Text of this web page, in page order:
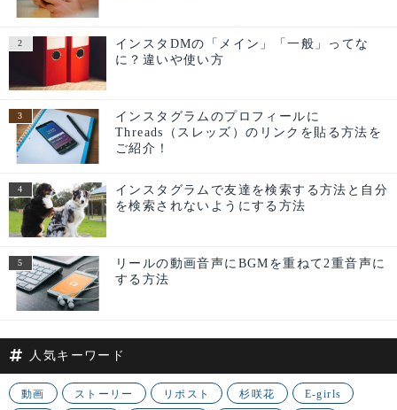
インスタDMの「メイン」「一般」ってな
に？違いや使い方
インスタグラムのプロフィールに
Threads（スレッズ）のリンクを貼る方法を
ご紹介！
インスタグラムで友達を検索する方法と自分
を検索されないようにする方法
リールの動画音声にBGMを重ねて2重音声に
する方法
人気キーワード
動画 ストーリー リポスト 杉咲花 E-girls